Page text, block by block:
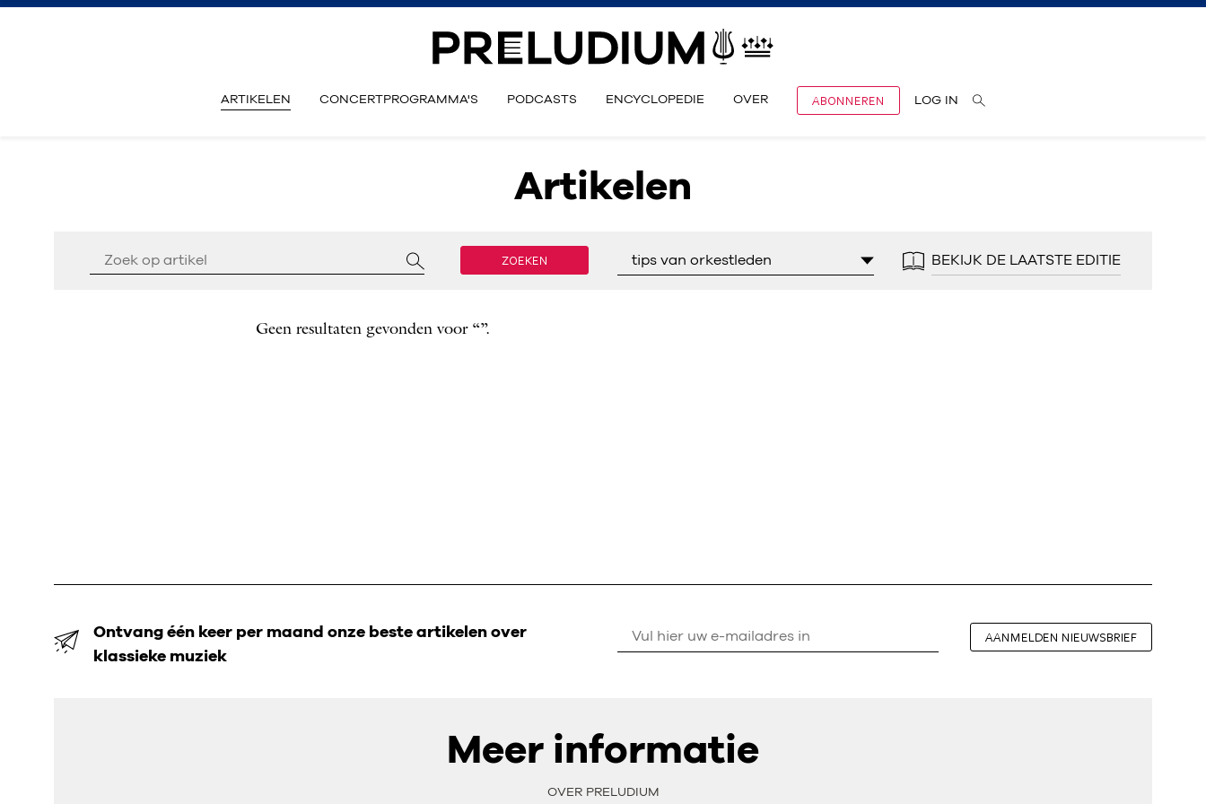
ARTIKELEN CONCERTPROGRAMMA'S PODCASTS ENCYCLOPEDIE OVER ABONNEREN LOG IN
Artikelen
ZOEKEN tips van orkestleden BEKIJK DE LAATSTE EDITIE
Geen resultaten gevonden voor “”.
Ontvang één keer per maand onze beste artikelen over
klassieke muziek
AANMELDEN NIEUWSBRIEF
Meer informatie
OVER PRELUDIUM